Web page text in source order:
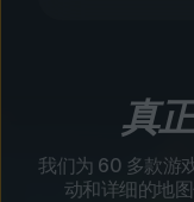
真
我们为 60 多款游
动和详细的地